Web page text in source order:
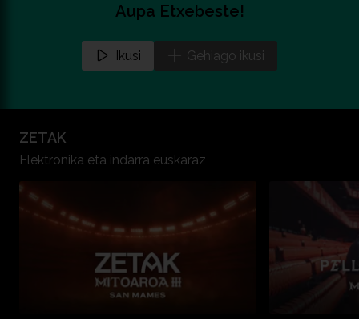
Aupa Etxebeste!
Ikusi Gehiago ikusi
ZETAK
Elektronika eta indarra euskaraz